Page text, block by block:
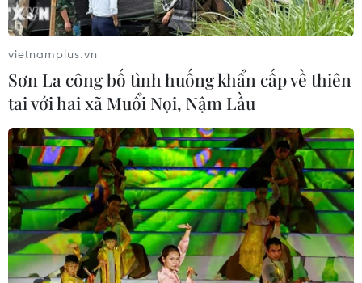
hiện, cho đến khi có kết quả.
vietnamplus.vn
Sơn La công bố tình huống khẩn cấp về thiên
tai với hai xã Muổi Nọi, Nậm Lầu